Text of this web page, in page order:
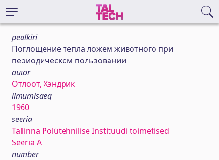
pealkiri
Поглощение тепла ложем животного при
периодическом пользовании
autor
Отлоот, Хэндрик
ilmumisaeg
1960
seeria
Tallinna Polütehnilise Instituudi toimetised
Seeria A
number